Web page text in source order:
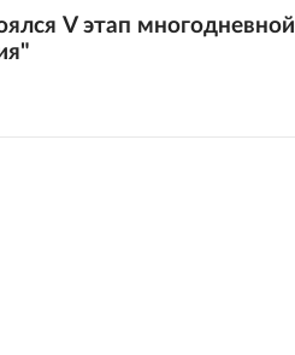
V этап многодневной